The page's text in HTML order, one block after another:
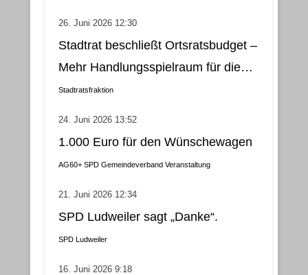
26. Juni 2026 12:30
Stadtrat beschließt Ortsratsbudget –
Mehr Handlungsspielraum für die
Gemeindebezirke
Stadtratsfraktion
24. Juni 2026 13:52
1.000 Euro für den Wünschewagen
AG60+ SPD Gemeindeverband Veranstaltung
21. Juni 2026 12:34
SPD Ludweiler sagt „Danke“.
SPD Ludweiler
16. Juni 2026 9:18